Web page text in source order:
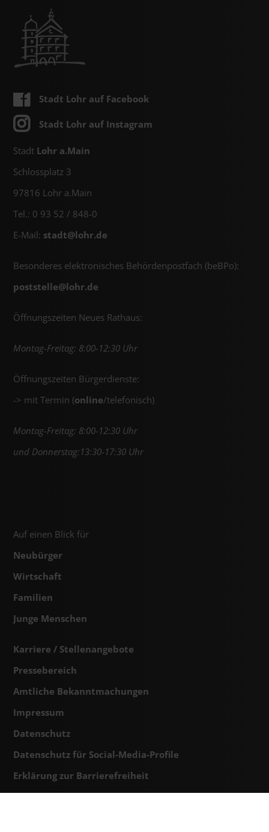
Stadt Lohr auf Facebook
Stadt Lohr auf Instagram
Stadt Lohr a.Main
Schlossplatz 3
97816 Lohr a.Main
Tel.: 0 93 52 / 848-0
E-Mail: stadt@lohr.de
Besonderes elektronisches Behördenpostfach (beBPo):
poststelle@lohr.de
Öffnungszeiten Neues Rathaus:
Montag-Freitag: 8:00-12:30 Uhr
Öffnungszeiten Bürgerdienste:
-> mit Termin (online/telefonisch)
Montag-Freitag: 8:00-12:30 Uhr
und Donnerstag:13:30-17:30 Uhr
Auf einen Blick für
Neubürger
Wirtschaft
Familien
Junge Menschen
Karriere / Stellenangebote
Pressebereich
Amtliche Bekanntmachungen
Impressum
Datenschutz
Datenschutz für Social-Media-Profile
Erklärung zur Barrierefreiheit